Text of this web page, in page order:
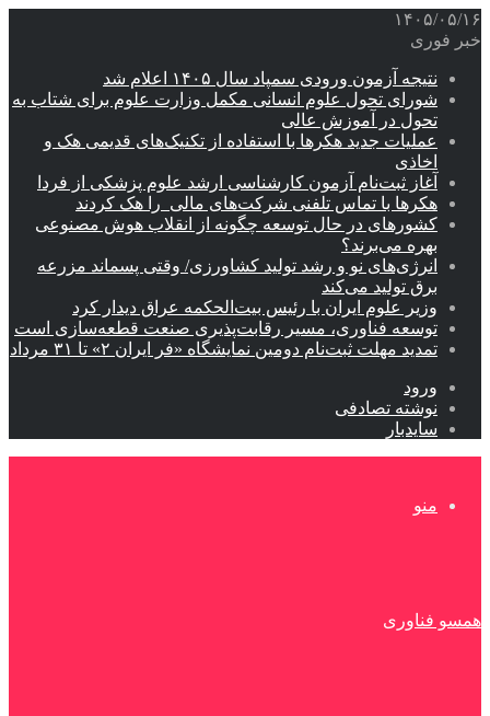
۱۴۰۵/۰۵/۱۶
خبر فوری
نتیجه آزمون ورودی سمپاد سال ۱۴۰۵ اعلام شد
شورای تحول علوم انسانی مکمل وزارت علوم برای شتاب به
تحول در آموزش عالی
عملیات جدید هکرها با استفاده از تکنیک‌های قدیمی هک و
اخاذی
آغاز ثبت‌نام‌ آزمون کارشناسی ارشد علوم پزشکی از فردا
هکرها با تماس تلفنی شرکت‌های مالی را هک کردند
کشورهای در حال توسعه چگونه از انقلاب هوش مصنوعی
بهره می‌برند؟
انرژی‌های نو و رشد تولید کشاورزی/ وقتی پسماند مزرعه‌
برق تولید می‌کند
وزیر علوم ایران با رئیس بیت‌الحکمه عراق دیدار کرد
توسعه فناوری، مسیر رقابت‌پذیری صنعت قطعه‌سازی است
تمدید مهلت ثبت‌نام دومین نمایشگاه «فر ایران ۲» تا ۳۱ مرداد
ورود
نوشته تصادفی
سایدبار
منو
همسو فناوری